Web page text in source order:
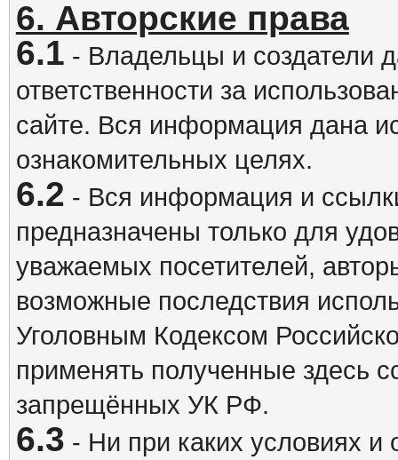
6. Авторские права
6.1 - Владельцы и создатели
ответственности за
сайте. Вся информация дана
ознакомительных целях.
6.2 - Вся информация и
предназначены только для
уважаемых посетителей,
возможные последствия
Уголовным Кодексом
применять полученные здесь
запрещённых УК РФ.
6.3 - Ни при каких условиях и